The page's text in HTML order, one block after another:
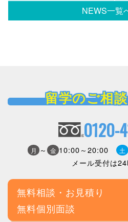
NEWS一覧
留学のご相
0120-
月 ～ 金 10:00～20:00 土
メール受付は
無料相談・お見積り
無料個別面談